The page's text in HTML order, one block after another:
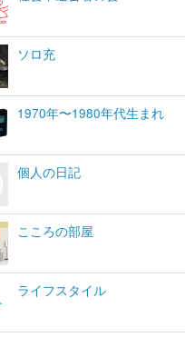
ソロ充
1970年〜1980年代生まれ
個人の日記
こころの部屋
ライフスタイル